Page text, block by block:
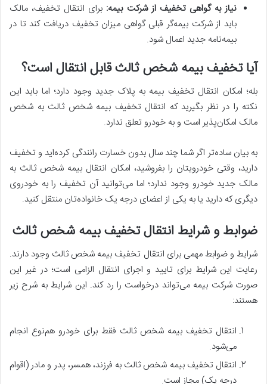
نیاز به گواهی تخفیف از شرکت بیمه: برای انتقال تخفیف، مالک
باید از شرکت بیمه‌گر قبلی گواهی میزان تخفیف دریافت کند تا در
بیمه‌نامه جدید اعمال شود.
آیا تخفیف بیمه شخص ثالث قابل انتقال است؟
بله؛ امکان انتقال تخفیف بیمه به پلاک جدید وجود دارد؛ اما باید این
نکته را در نظر بگیرید که انتقال تخفیف بیمه شخص ثالث به شخص
مالک امکان‌پذیر است و به خودرو تعلق ندارد.
به بیان ساده‌تر اگر شما چند سال بدون خسارت رانندگی کرده‌اید و تخفیف
دارید، وقتی خودرویتان را بفروشید، امکان انتقال بیمه شخص ثالث به
مالک جدید خودرو وجود ندارد؛ اما می‌توانید آن تخفیف را به خودروی
دیگری که دارید یا به یکی از اعضای درجه یک خانواده‌تان منتقل کنید.
ضوابط و شرایط انتقال تخفیف بیمه شخص ثالث
شرایط و ضوابط مهمی برای انتقال تخفیف بیمه شخص ثالث وجود دارند.
رعایت این شرایط برای تایید و اجرای انتقال الزامی است؛ در غیر این
صورت شرکت بیمه می‌تواند درخواست را رد کند. این شرایط به شرح زیر
هستند:
انتقال تخفیف بیمه شخص ثالث فقط برای خودرو هم‌نوع انجام
می‌شود.
انتقال تخفیف بیمه شخص ثالث به فرزند، همسر، پدر و مادر (اقوام
درجه یک) مجاز است.